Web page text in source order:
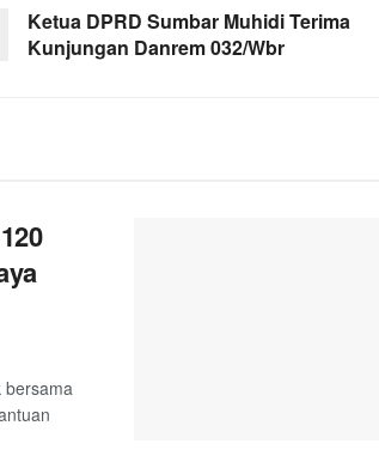
Ketua DPRD Sumbar Muhidi Terima
Kunjungan Danrem 032/Wbr
bersama